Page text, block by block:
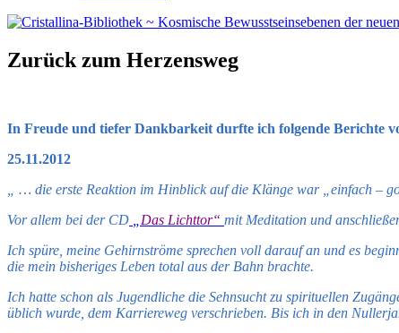
Zurück zum Herzensweg
In Freude und tiefer Dankbarkeit durfte ich folgende Berichte
25.11.2012
„ … die erste Reaktion im Hinblick auf die Klänge war „einfach –
Vor allem bei der CD
Das Lichttor“ mit Meditation und
Ich spüre, meine Gehirnströme sprechen voll darauf an und es
die mein bisheriges Leben total aus der Bahn brachte.
Ich hatte schon als Jugendliche die Sehnsucht zu spirituellen
üblich wurde, dem Karriereweg verschrieben. Bis ich in den